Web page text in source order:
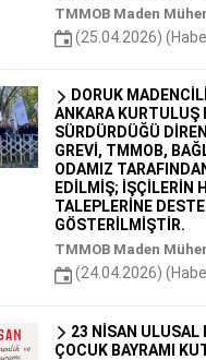
TMMOB Maden
(25.04.2026)
DORUK
ANKARA KURTULUŞ
SÜRDÜRDÜĞÜ
GREVİ, TMMOB,
ODAMIZ
EDİLMİŞ; İŞÇİLERİN
TALEPLERİNE
GÖSTERİLMİŞTİR.
TMMOB Maden
(24.04.2026)
23 NİSAN ULUSAL
ÇOCUK BAYRAMI